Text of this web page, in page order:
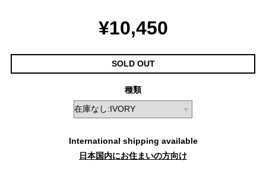
¥10,450
SOLD OUT
種類
International shipping available
日本国内にお住まいの方向け